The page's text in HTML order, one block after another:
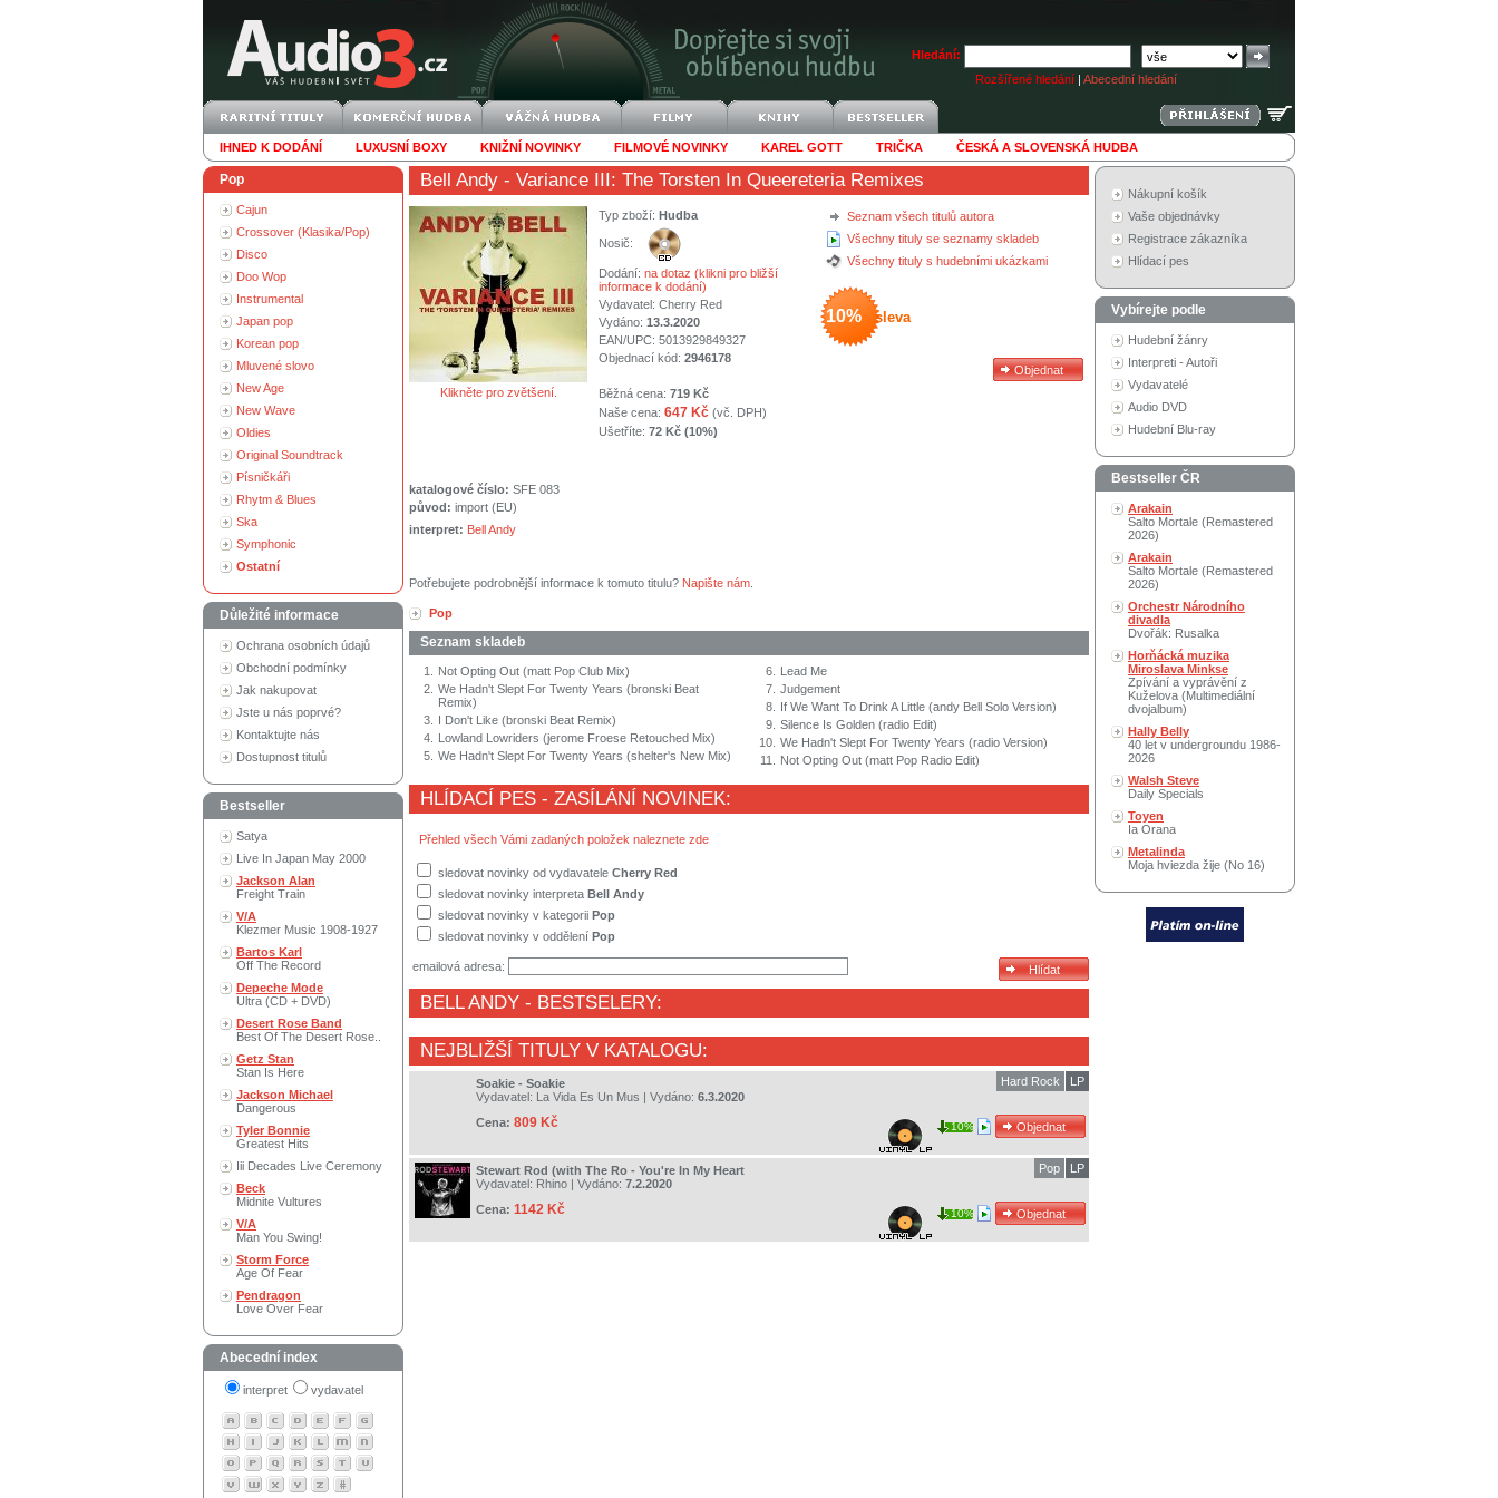
Hledání:
Rozšířené hledání | Abecední hledání
IHNED K DODÁNÍ LUXUSNÍ BOXY KNIŽNÍ NOVINKY FILMOVÉ NOVINKY KAREL GOTT TRIČKA ČESKÁ A SLOVENSKÁ HUDBA
Pop
Cajun
Crossover (Klasika/Pop)
Disco
Doo Wop
Instrumental
Japan pop
Korean pop
Mluvené slovo
New Age
New Wave
Oldies
Original Soundtrack
Písničkáři
Rhytm & Blues
Ska
Symphonic
Ostatní
Důležité informace
Ochrana osobních údajů
Obchodní podmínky
Jak nakupovat
Jste u nás poprvé?
Kontaktujte nás
Dostupnost titulů
Bestseller
Satya
Live In Japan May 2000
Jackson Alan
Freight Train
V/A
Klezmer Music 1908-1927
Bartos Karl
Off The Record
Depeche Mode
Ultra (CD + DVD)
Desert Rose Band
Best Of The Desert Rose..
Getz Stan
Stan Is Here
Jackson Michael
Dangerous
Tyler Bonnie
Greatest Hits
Iii Decades Live Ceremony
Beck
Midnite Vultures
V/A
Man You Swing!
Storm Force
Age Of Fear
Pendragon
Love Over Fear
Abecední index
interpret vydavatel
Bell Andy - Variance III: The Torsten In Queereteria Remixes
Klikněte pro zvětšení.
Seznam všech titulů autora
Všechny tituly se seznamy skladeb
Všechny tituly s hudebními ukázkami
10% sleva
Typ zboží: Hudba
Nosič:
Dodání: na dotaz (klikni pro bližší
informace k dodání)
Vydavatel: Cherry Red
Vydáno: 13.3.2020
EAN/UPC: 5013929849327
Objednací kód: 2946178
Běžná cena: 719 Kč
Naše cena: 647 Kč (vč. DPH)
Ušetříte: 72 Kč (10%)
katalogové číslo: SFE 083
původ: import (EU)
interpret: Bell Andy
Potřebujete podrobnější informace k tomuto titulu? Napište nám
Pop
Seznam skladeb
1.
Not Opting Out (matt Pop Club Mix)
2. We Hadn't Slept For Twenty Years (bronski Beat
Remix)
3.
I Don't Like (bronski Beat Remix)
4.
Lowland Lowriders (jerome Froese Retouched Mix)
5. We Hadn't Slept For Twenty Years (shelter's New Mix)
6.
Lead Me
7. Judgement
8.
If We Want To Drink A Little (andy Bell Solo Version)
9. Silence Is Golden (radio Edit)
10. We Hadn't Slept For Twenty Years (radio Version)
11.
Not Opting Out (matt Pop Radio Edit)
HLÍDACÍ PES - ZASÍLÁNÍ NOVINEK:
Přehled všech Vámi zadaných položek naleznete zde
sledovat novinky od vydavatele Cherry Red
sledovat novinky interpreta Bell Andy
sledovat novinky v kategorii Pop
sledovat novinky v oddělení Pop
emailová adresa:
BELL ANDY - BESTSELERY:
NEJBLIŽŠÍ TITULY V KATALOGU:
Soakie - Soakie
Vydavatel: La Vida Es Un Mus | Vydáno: 6.3.2020
Cena: 809 Kč
LP
Hard Rock
10%
Stewart Rod (with The Ro - You're In My Heart
Vydavatel: Rhino | Vydáno: 7.2.2020
Cena: 1142 Kč
LP
Pop
10%
Nákupní košík
Vaše objednávky
Registrace zákazníka
Hlídací pes
Vybírejte podle
Hudební žánry
Interpreti - Autoři
Vydavatelé
Audio DVD
Hudební Blu-ray
Bestseller ČR
Arakain
Salto Mortale (Remastered
2026)
Arakain
Salto Mortale (Remastered
2026)
Orchestr Národního
divadla
Dvořák: Rusalka
Horňácká muzika
Miroslava Minkse
Zpívání a vyprávění z
Kuželova (Multimediální
dvojalbum)
Hally Belly
40 let v undergroundu 1986-
2026
Walsh Steve
Daily Specials
Toyen
Ia Orana
Metalinda
Moja hviezda žije (No 16)